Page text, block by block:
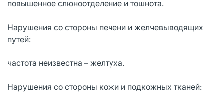
повышенное слюноотделение и тошнота.
Нарушения со стороны печени и желчевыводящих
путей:
частота неизвестна – желтуха.
Нарушения со стороны кожи и подкожных тканей: